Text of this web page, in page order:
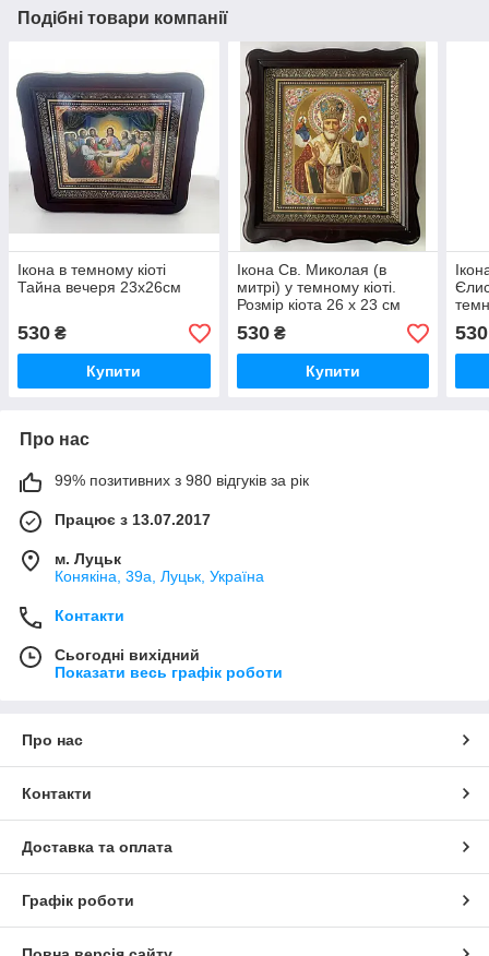
Подібні товари компанії
Ікона в темному кіоті
Тайна вечеря 23х26см
530 ₴
Купити
Ікона Св. Миколая (в
митрі) у темному кіоті.
Розмір кіота 26 х 23 см
530₴
Купити
530
Про нас
99% позитивних з 980 відгуків за рік
Працює з 13.07.2017
м. Луцьк
Конякіна, 39а, Луцьк, Україна
Контакти
Сьогодні вихідний
Показати весь графік роботи
Про нас
Контакти
Доставка та оплата
Графік роботи